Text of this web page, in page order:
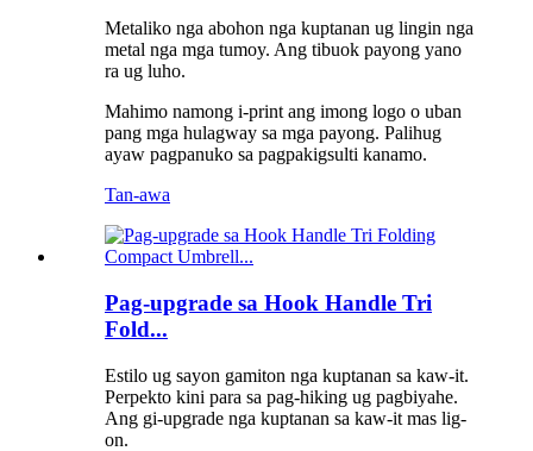
Metaliko nga abohon nga kuptanan ug lingin nga
metal nga mga tumoy. Ang tibuok payong yano
ra ug luho.
Mahimo namong i-print ang imong logo o uban
pang mga hulagway sa mga payong. Palihug
ayaw pagpanuko sa pagpakigsulti kanamo.
Tan-awa
Pag-upgrade sa Hook Handle Tri
Fold...
Estilo ug sayon ​​gamiton nga kuptanan sa kaw-it.
Perpekto kini para sa pag-hiking ug pagbiyahe.
Ang gi-upgrade nga kuptanan sa kaw-it mas lig-
on.